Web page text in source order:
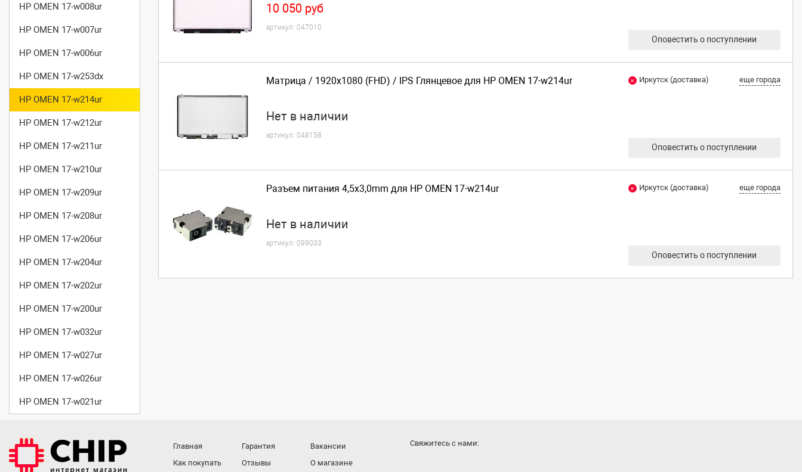
HP OMEN 17-w008ur
HP OMEN 17-w007ur
HP OMEN 17-w006ur
HP OMEN 17-w253dx
HP OMEN 17-w214ur
HP OMEN 17-w212ur
HP OMEN 17-w211ur
HP OMEN 17-w210ur
HP OMEN 17-w209ur
HP OMEN 17-w208ur
HP OMEN 17-w206ur
HP OMEN 17-w204ur
HP OMEN 17-w202ur
HP OMEN 17-w200ur
HP OMEN 17-w032ur
HP OMEN 17-w027ur
HP OMEN 17-w026ur
HP OMEN 17-w021ur
10 050 руб
артикул: 047010
Оповестить о поступлении
Матрица / 1920x1080 (FHD) / IPS Глянцевое для HP OMEN 17-w214ur
Нет в наличии
артикул: 048158
Иркутск (доставка) еще города
Оповестить о поступлении
Разъем питания 4,5x3,0mm для HP OMEN 17-w214ur
Нет в наличии
артикул: 099033
Иркутск (доставка) еще города
Оповестить о поступлении
Главная
Как покупать
Гарантия
Отзывы
Вакансии
О магазине
Cвяжитесь с нами: